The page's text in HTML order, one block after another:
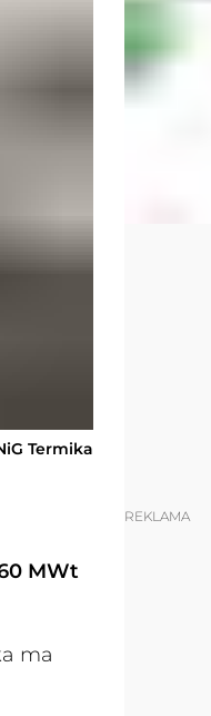
Termika
MWt
ma
REKLAMA